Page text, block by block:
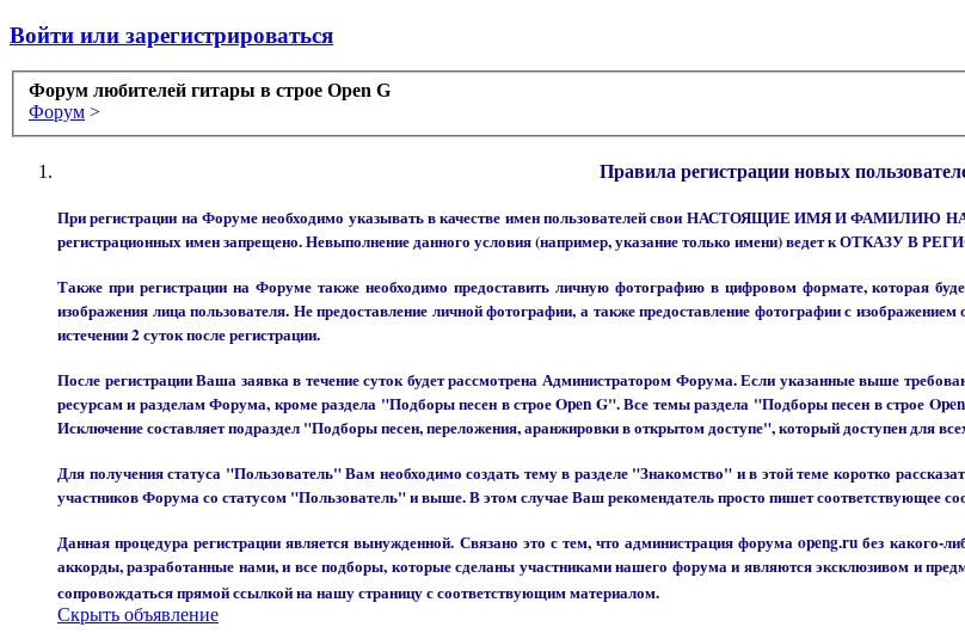
Войти или зарегистрироваться
Форум любителей гитары в строе Open G
Форум >
Правила регистрации новых
При регистрации на Форуме необходимо указывать в качестве имен пользователей свои НАСТОЯЩИЕ ИМЯ И ФАМИЛИЮ
регистрационных имен запрещено. Невыполнение данного условия (например, указание только имени) ведет к ОТКАЗУ В
Также при регистрации на Форуме также необходимо предоставить личную фотографию в цифровом формате, которая
изображения лица пользователя. Не предоставление личной фотографии, а также предоставление фотографии с
истечении 2 суток после регистрации.
После регистрации Ваша заявка в течение суток будет рассмотрена Администратором Форума. Если указанные выше
ресурсам и разделам Форума, кроме раздела "Подборы песен в строе Open G". Все темы раздела "Подборы песен в строе
Исключение составляет подраздел "Подборы песен, переложения, аранжировки в открытом доступе", который доступен для
Для получения статуса "Пользователь" Вам необходимо создать тему в разделе "Знакомство" и в этой теме коротко
участников Форума со статусом "Пользователь" и выше. В этом случае Ваш рекомендатель просто пишет соответствующее
Данная процедура регистрации является вынужденной. Связано это с тем, что администрация форума openg.ru без
аккорды, разработанные нами, и все подборы, которые сделаны участниками нашего форума и являются эксклюзивом и
сопровождаться прямой ссылкой на нашу страницу с соответствующим материалом.
Скрыть объявление